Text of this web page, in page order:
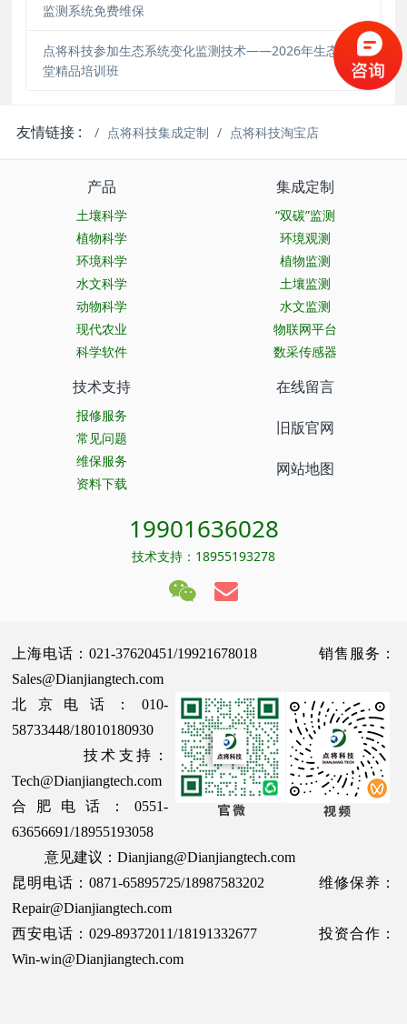
监测系统免费维保
点将科技参加生态系统变化监测技术——2026年生态大讲
堂精品培训班
友情链接 : 点将科技集成定制 点将科技淘宝店
产品
土壤科学
植物科学
环境科学
水文科学
动物科学
现代农业
科学软件
集成定制
“双碳”监测
环境观测
植物监测
土壤监测
水文监测
物联网平台
数采传感器
技术支持
报修服务
常见问题
维保服务
资料下载
在线留言
旧版官网
网站地图
19901636028
技术支持：18955193278
上海电话：021-37620451/19921678018 销售服务：
Sales@Dianjiangtech.com
北京电话：010-
58733448/18010180930
技术支持：
Tech@Dianjiangtech.com
合肥电话：0551-
63656691/18955193058
意见建议：Dianjiang@Dianjiangtech.com
昆明电话：0871-65895725/18987583202 维修保养：
Repair@Dianjiangtech.com
西安电话：029-89372011/18191332677 投资合作：
Win-win@Dianjiangtech.com